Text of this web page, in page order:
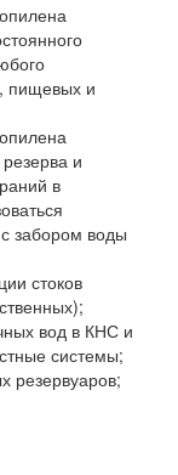
пищевых и
и
в
забором воды
стоков
вод в КНС и
системы;
резервуаров;